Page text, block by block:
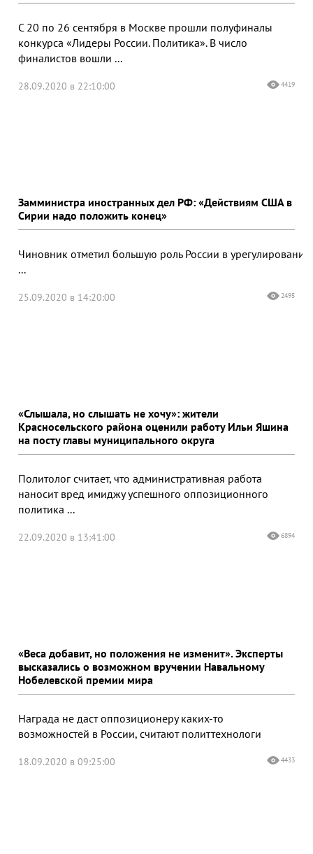
С 20 по 26 сентября в Москве прошли полуфиналы
конкурса «Лидеры России. Политика». В число
финалистов вошли ...
28.09.2020 в 22:10:00 4419
Замминистра иностранных дел РФ: «Действиям США в
Сирии надо положить конец»
Чиновник отметил большую роль России в
...
25.09.2020 в 14:20:00 2495
«Слышала, но слышать не хочу»: жители
Красносельского района оценили работу Ильи Яшина
на посту главы муниципального округа
Политолог считает, что административная работа
наносит вред имиджу успешного оппозиционного
политика ...
22.09.2020 в 13:41:00 6894
«Веса добавит, но положения не изменит». Эксперты
высказались о возможном вручении Навальному
Нобелевской премии мира
Награда не даст оппозиционеру каких-то
возможностей в России, считают политтехнологи
18.09.2020 в 09:25:00 4433